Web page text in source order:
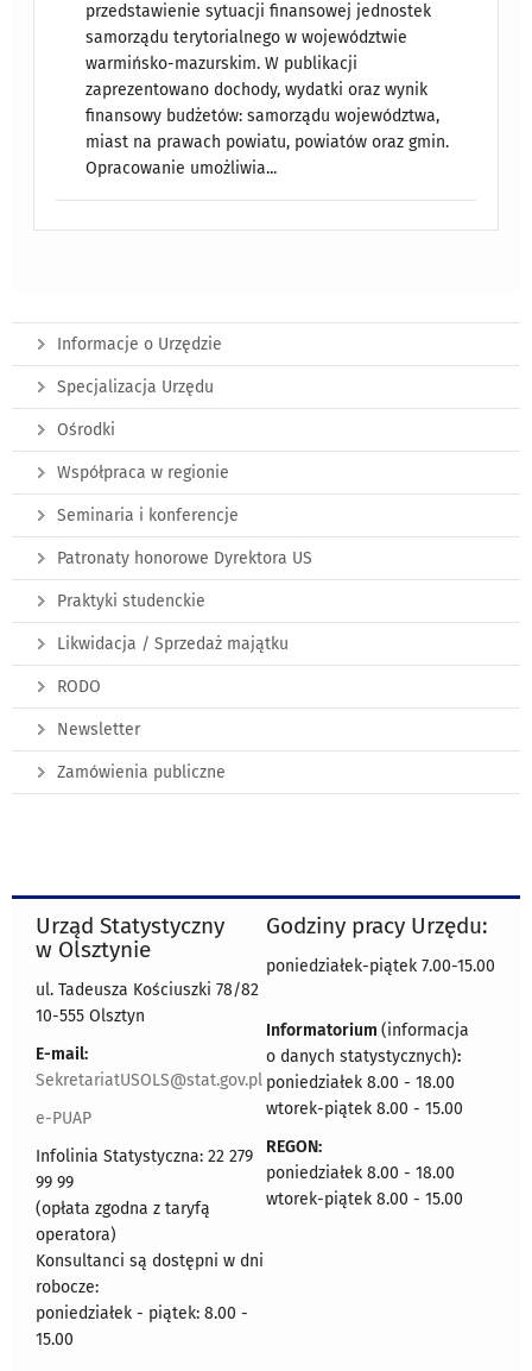
przedstawienie sytuacji finansowej jednostek
samorządu terytorialnego w województwie
warmińsko-mazurskim. W publikacji
zaprezentowano dochody, wydatki oraz wynik
finansowy budżetów: samorządu województwa,
miast na prawach powiatu, powiatów oraz gmin.
Opracowanie umożliwia...
Informacje o Urzędzie
Specjalizacja Urzędu
Ośrodki
Współpraca w regionie
Seminaria i konferencje
Patronaty honorowe Dyrektora US
Praktyki studenckie
Likwidacja / Sprzedaż majątku
RODO
Newsletter
Zamówienia publiczne
Urząd Statystyczny
w Olsztynie
ul. Tadeusza Kościuszki 78/82
10-555 Olsztyn
E-mail:
SekretariatUSOLS@stat.gov.pl
e-PUAP
Infolinia Statystyczna: 22 279
99 99
(opłata zgodna z taryfą
operatora)
Konsultanci są dostępni w dni
robocze:
poniedziałek - piątek: 8.00 -
15.00
Godziny pracy Urzędu:
poniedziałek-piątek 7.00-15.00
Informatorium (informacja
o danych statystycznych):
poniedziałek 8.00 - 18.00
wtorek-piątek 8.00 - 15.00
REGON:
poniedziałek 8.00 - 18.00
wtorek-piątek 8.00 - 15.00